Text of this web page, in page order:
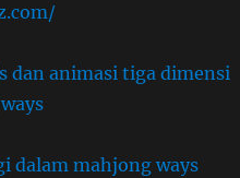
dan animasi tiga dimensi
dalam mahjong ways